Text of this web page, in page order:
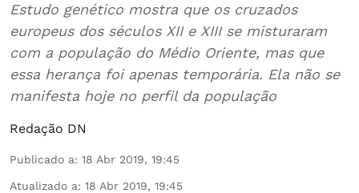
Estudo genético mostra que os cruzados
europeus dos séculos XII e XIII se misturaram
com a população do Médio Oriente, mas que
essa herança foi apenas temporária. Ela não se
manifesta hoje no perfil da população
Redação DN
Publicado a: 18 Abr 2019, 19:45
Atualizado a: 18 Abr 2019, 19:45